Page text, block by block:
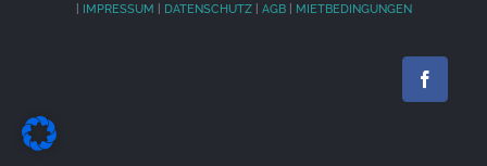
IMPRESSUM DATENSCHUTZ| AGB| MIETBEDINGUNGEN